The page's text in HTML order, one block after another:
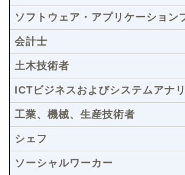
ソフトウェア・アプリケーション
会計士
土木技術者
ICTビジネスおよびシステムアナ
工業、機械、生産技術者
シェフ
ソーシャルワーカー